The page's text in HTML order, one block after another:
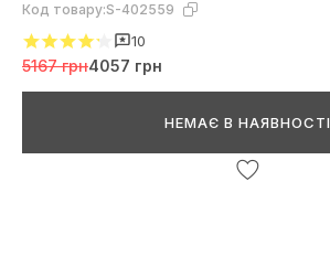
Код товару:S-402559
10
5167 грн4057 грн
НЕМАЄ В НАЯВНОСТІ